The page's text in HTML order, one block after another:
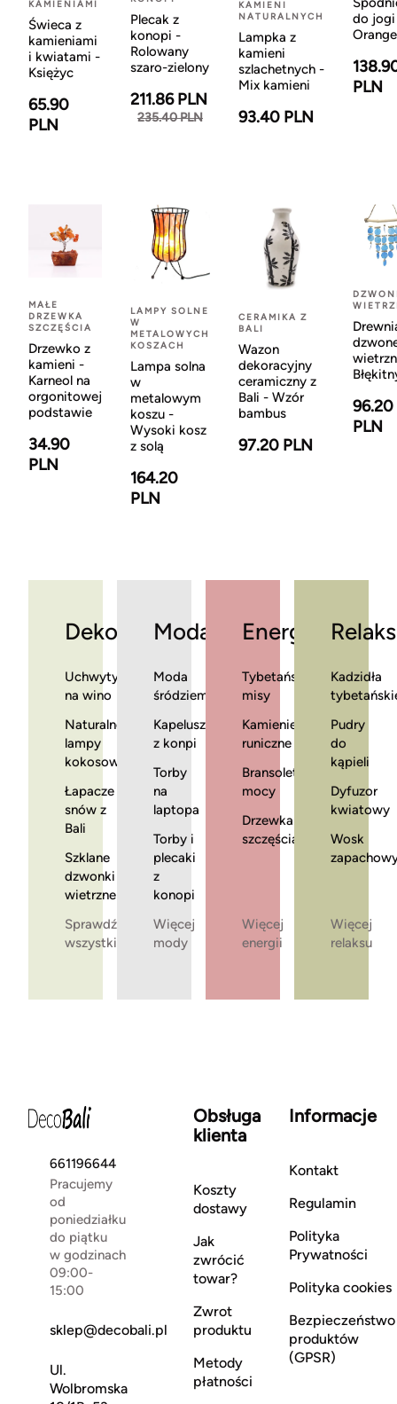
KAMIENIAMI
Świeca z
kamieniami
i kwiatami -
Księżyc
65.90
PLN
Plecak z
konopi -
Rolowany
szaro-zielony
211.86 PLN
235.40 PLN
KAMIENI
NATURALNYCH
Lampka z
kamieni
szlachetnych -
Mix kamieni
93.40 PLN
do
Orange
PLN
MAŁE
DRZEWKA
SZCZĘŚCIA
Drzewko z
kamieni -
Karneol na
orgonitowej
podstawie
34.90
PLN
LAMPY SOLNE
W
METALOWYCH
KOSZACH
Lampa solna
w
metalowym
koszu -
Wysoki kosz
z solą
164.20
PLN
CERAMIKA Z
BALI
Wazon
dekoracyjny
ceramiczny z
Bali - Wzór
bambus
97.20 PLN
96.20
PLN
Dekoracje
Uchwyty
na wino
Naturalne
lampy
kokosowe
Łapacze
snów z
Bali
Szklane
dzwonki
wietrzne
Sprawdź
wszystkie
Moda
Moda
śródziemnomorska
Kapelusze
z konpi
Torby
na
laptopa
Torby i
plecaki
z
konopi
Więcej
mody
Energia
Tybetańskie
misy
Kamienie
runiczne
Bransoletki
mocy
Drzewka
szczęścia
Więcej
energii
Relaks
Kadzidła
Pudry
do
kąpieli
Dyfuzor
kwiatowy
Wosk
Więcej
relaksu
661196644
Pracujemy
od
poniedziałku
do piątku
w godzinach
09:00-
15:00
sklep@decobali.pl
Ul.
Wolbromska
Obsługa
klienta
Koszty
dostawy
Jak
zwrócić
towar?
Zwrot
produktu
Metody
płatności
Informacje
Kontakt
Regulamin
Polityka
Prywatności
Polityka cookies
Bezpieczeństwo
produktów
(GPSR)